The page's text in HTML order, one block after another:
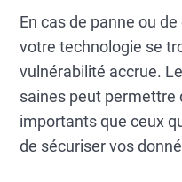
En cas de panne ou
votre technologie se
vulnérabilité accrue.
saines peut permettre
importants que ceux
de sécuriser vos